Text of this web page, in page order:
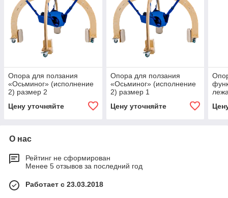
Опора для ползания
«Осьминог» (исполнение
2) размер 2
Цену уточняйте
Опора для ползания
«Осьминог» (исполнение
2) размер 1
Цену уточняйте
О нас
Рейтинг не сформирован
Менее 5 отзывов за последний год
Работает с 23.03.2018